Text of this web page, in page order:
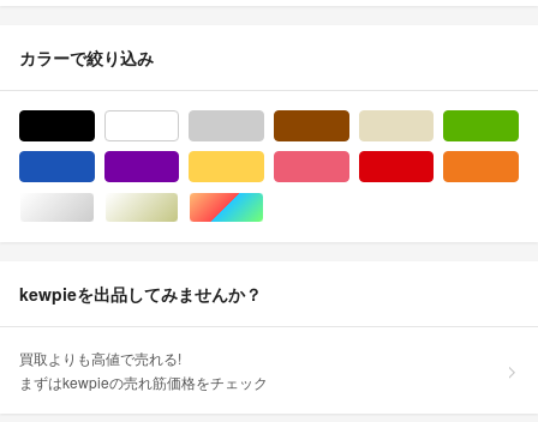
カラーで絞り込み
シルバー/銀色系ゴールド/金色系マルチカラー
kewpieを出品してみませんか？
買取よりも高値で売れる!
まずはkewpieの売れ筋価格をチェック